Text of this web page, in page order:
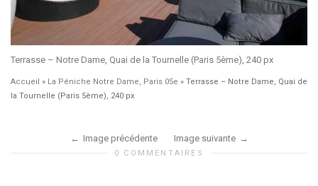
Terrasse – Notre Dame, Quai de la Tournelle (Paris 5ème), 240 px
Accueil » La Péniche Notre Dame, Paris 05e » Terrasse – Notre Dame, Quai de
la Tournelle (Paris 5ème), 240 px
Image précédente Image suivante
0 COMMENTAIRES